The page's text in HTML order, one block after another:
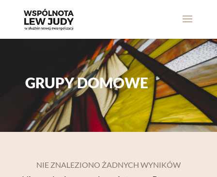
GRUPY DOMOWE
NIE ZNALEZIONO ŻADNYCH WYNIKÓW